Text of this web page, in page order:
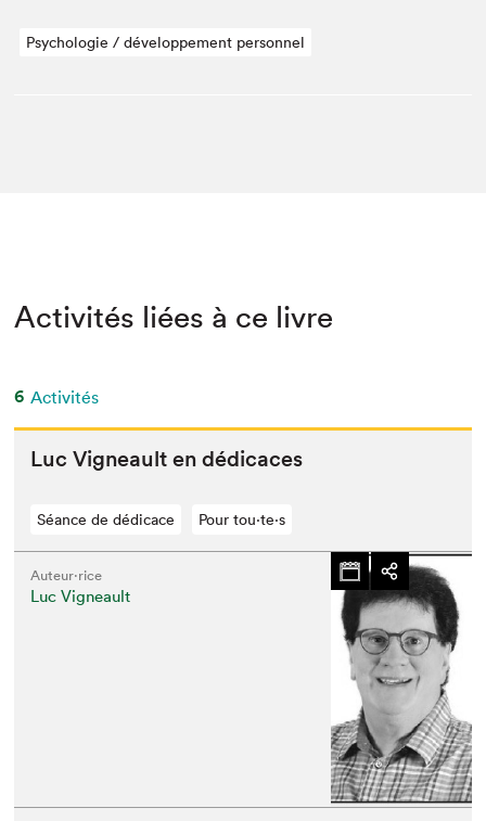
Psychologie / développement personnel
Activités liées à ce livre
6 Activités
Luc Vigneault en dédicaces
Séance de dédicace Pour tou⋅te⋅s
Auteur·rice
Luc Vigneault